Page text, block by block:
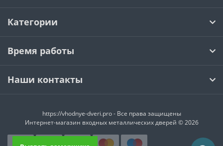
Категории
Время работы
Наши контакты
https://vhodnye-dveri.pro - Все права защищены
Интернет-магазин входных металлических дверей © 2026